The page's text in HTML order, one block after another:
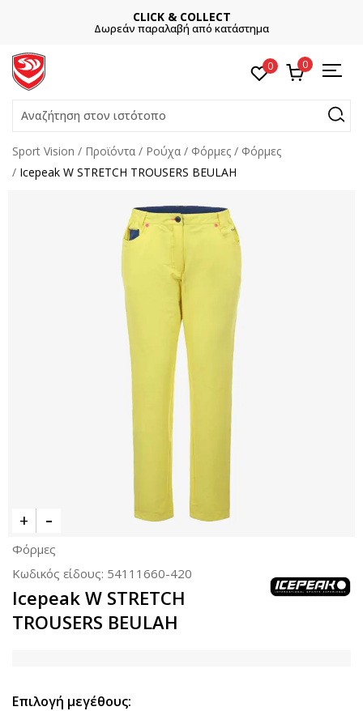
CLICK & COLLECT
Δωρεάν παραλαβή από κατάστημα
0 0
Αναζήτηση στον ιστότοπο
Sport Vision Προϊόντα Ρούχα Φόρμες
Φόρμες
Icepeak W STRETCH TROUSERS BEULAH
Φόρμες
Κωδικός είδους: 54111660-420
Icepeak W STRETCH
TROUSERS BEULAH
Επιλογή μεγέθους: